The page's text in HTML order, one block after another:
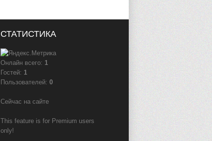
СТАТИСТИКА
Онлайн всего: 1
Гостей: 1
Пользователей: 0
Сейчас на сайте
This feature is for Premium users
only!